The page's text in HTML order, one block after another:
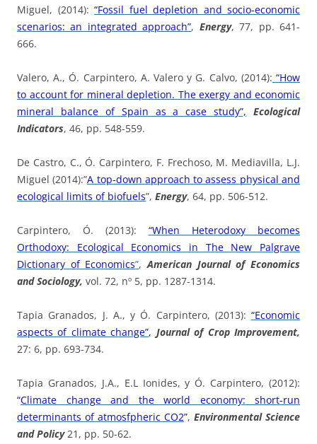
Miguel, (2014): “Fossil fuel depletion and socio-economic
scenarios: an integrated approach”, Energy, 77, pp. 641-
666.
Valero, A., Ó. Carpintero, A. Valero y G. Calvo, (2014): “How
to account for mineral depletion. The exergy and economic
mineral balance of Spain as a case study”, Ecological
Indicators, 46, pp. 548-559.
De Castro, C., Ó. Carpintero, F. Frechoso, M. Mediavilla, L.J.
Miguel (2014):”A top-down approach to assess physical and
ecological limits of biofuels”, Energy, 64, pp. 506-512.
Carpintero, Ó. (2013): “When Heterodoxy becomes
Orthodoxy: Ecological Economics in The New Palgrave
Dictionary of Economics”,American Journal of Economics
and Sociology, vol. 72, nº 5, pp. 1287-1314.
Tapia Granados, J. A., y Ó. Carpintero, (2013): “Economic
aspects of climate change”, Journal of Crop Improvement,
27: 6, pp. 693-734.
Tapia Granados, J.A., E.L Ionides, y Ó. Carpintero, (2012):
“Climate change and the world economy: short-run
determinants of atmosfpheric CO2”, Environmental Science
and Policy 21, pp. 50-62.